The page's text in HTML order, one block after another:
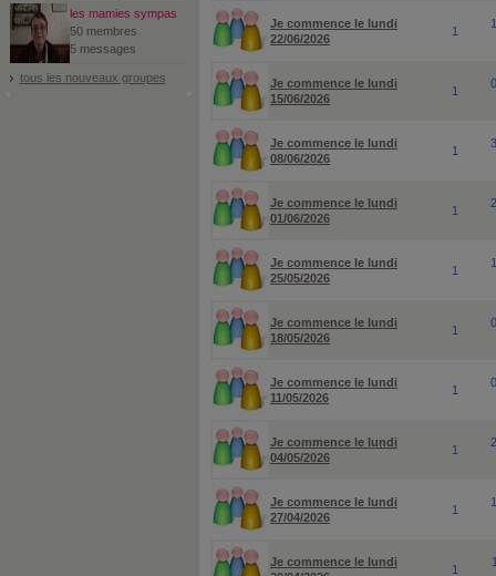
les mamies sympas
50 membres
5 messages
tous les nouveaux groupes
Je commence le lundi
22/06/2026
1
Je commence le lundi
15/06/2026
1
Je commence le lundi
08/06/2026
1
Je commence le lundi
01/06/2026
1
Je commence le lundi
25/05/2026
1
Je commence le lundi
18/05/2026
1
Je commence le lundi
11/05/2026
1
Je commence le lundi
04/05/2026
1
Je commence le lundi
27/04/2026
1
Je commence le lundi
1